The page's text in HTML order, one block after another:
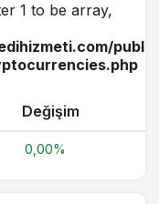
1 to be array,
Değişim
0,00%